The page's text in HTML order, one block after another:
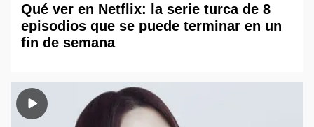
Qué ver en Netflix: la serie turca de 8
episodios que se puede terminar en un
fin de semana